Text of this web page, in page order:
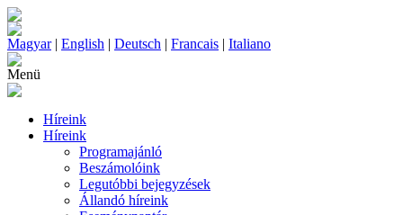
Magyar| English | Deutsch | Francais | Italiano
Menü
Híreink
Híreink
Programajánló
Beszámolóink
Legutóbbi bejegyzések
Állandó híreink